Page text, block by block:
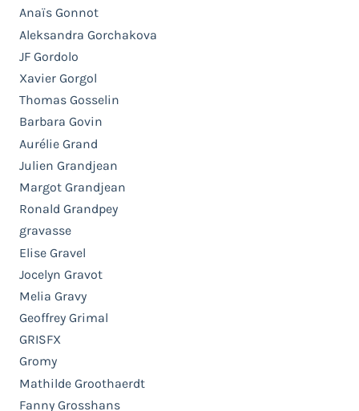
Anaïs Gonnot
Aleksandra Gorchakova
JF Gordolo
Xavier Gorgol
Thomas Gosselin
Barbara Govin
Aurélie Grand
Julien Grandjean
Margot Grandjean
Ronald Grandpey
gravasse
Elise Gravel
Jocelyn Gravot
Melia Gravy
Geoffrey Grimal
GRISFX
Gromy
Mathilde Groothaerdt
Fanny Grosshans